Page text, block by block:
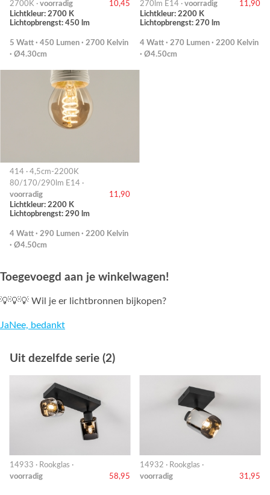
2700K · voorradig
10,45
Lichtkleur: 2700 K
Lichtopbrengst: 450 lm
5 Watt · 450 Lumen · 2700 Kelvin
· Ø4.30cm
270lm E14 · voorradig
11,90
Lichtkleur: 2200 K
Lichtopbrengst: 270 lm
4 Watt · 270 Lumen · 2200 Kelvin
· Ø4.50cm
414 · 4,5cm-2200K
80/170/290lm E14 ·
voorradig
11,90
Lichtkleur: 2200 K
Lichtopbrengst: 290 lm
4 Watt · 290 Lumen · 2200 Kelvin
· Ø4.50cm
Toegevoegd aan je winkelwagen!
💡💡💡 Wil je er lichtbronnen bijkopen?
JaNee, bedankt
Uit dezelfde serie (2)
14933 · Rookglas ·
voorradig
58,95
14932 · Rookglas ·
voorradig
31,95